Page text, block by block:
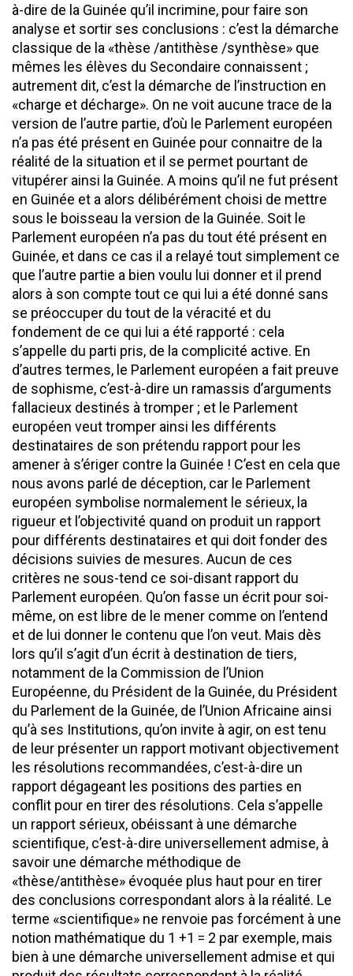
à-dire de la Guinée qu’il incrimine, pour faire son
analyse et sortir ses conclusions : c’est la démarche
classique de la «thèse /antithèse /synthèse» que
mêmes les élèves du Secondaire connaissent ;
autrement dit, c’est la démarche de l’instruction en
«charge et décharge». On ne voit aucune trace de la
version de l’autre partie, d’où le Parlement européen
n’a pas été présent en Guinée pour connaitre de la
réalité de la situation et il se permet pourtant de
vitupérer ainsi la Guinée. A moins qu’il ne fut présent
en Guinée et a alors délibérément choisi de mettre
sous le boisseau la version de la Guinée. Soit le
Parlement européen n’a pas du tout été présent en
Guinée, et dans ce cas il a relayé tout simplement ce
que l’autre partie a bien voulu lui donner et il prend
alors à son compte tout ce qui lui a été donné sans
se préoccuper du tout de la véracité et du
fondement de ce qui lui a été rapporté : cela
s’appelle du parti pris, de la complicité active. En
d’autres termes, le Parlement européen a fait preuve
de sophisme, c’est-à-dire un ramassis d’arguments
fallacieux destinés à tromper ; et le Parlement
européen veut tromper ainsi les différents
destinataires de son prétendu rapport pour les
amener à s’ériger contre la Guinée ! C’est en cela que
nous avons parlé de déception, car le Parlement
européen symbolise normalement le sérieux, la
rigueur et l’objectivité quand on produit un rapport
pour différents destinataires et qui doit fonder des
décisions suivies de mesures. Aucun de ces
critères ne sous-tend ce soi-disant rapport du
Parlement européen. Qu’on fasse un écrit pour soi-
même, on est libre de le mener comme on l’entend
et de lui donner le contenu que l’on veut. Mais dès
lors qu’il s’agit d’un écrit à destination de tiers,
notamment de la Commission de l’Union
Européenne, du Président de la Guinée, du Président
du Parlement de la Guinée, de l’Union Africaine ainsi
qu’à ses Institutions, qu’on invite à agir, on est tenu
de leur présenter un rapport motivant objectivement
les résolutions recommandées, c’est-à-dire un
rapport dégageant les positions des parties en
conflit pour en tirer des résolutions. Cela s’appelle
un rapport sérieux, obéissant à une démarche
scientifique, c’est-à-dire universellement admise, à
savoir une démarche méthodique de
«thèse/antithèse» évoquée plus haut pour en tirer
des conclusions correspondant alors à la réalité. Le
terme «scientifique» ne renvoie pas forcément à une
notion mathématique du 1 +1 = 2 par exemple, mais
bien à une démarche universellement admise et qui